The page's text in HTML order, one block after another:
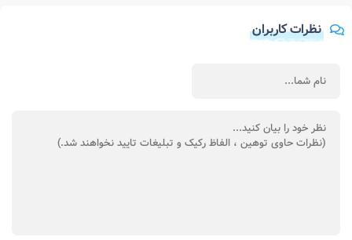
نظرات کاربران